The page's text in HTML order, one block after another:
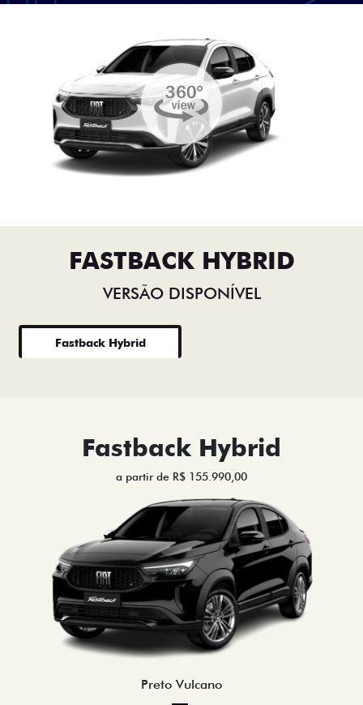
FASTBACK HYBRID
VERSÃO DISPONÍVEL
Fastback Hybrid
Fastback Hybrid
a partir de R$ 155.990,00
Preto Vulcano